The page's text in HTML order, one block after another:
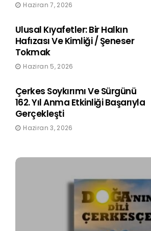
Haziran 7, 2026
Ulusal Kıyafetler: Bir Halkın
Hafızası Ve Kimliği / Şeneser
Tokmak
Haziran 5, 2026
Çerkes Soykırımı Ve Sürgünü
162. Yıl Anma Etkinliği Başarıyla
Gerçekleşti
Haziran 3, 2026